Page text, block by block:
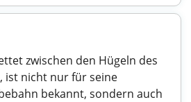
zwischen den Hügeln des
ist nicht nur für seine
bekannt, sondern auch